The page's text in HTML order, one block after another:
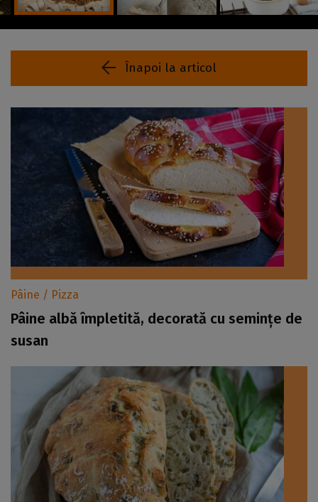
Înapoi la articol
Pâine / Pizza
Pâine albă împletită, decorată cu semințe de
susan